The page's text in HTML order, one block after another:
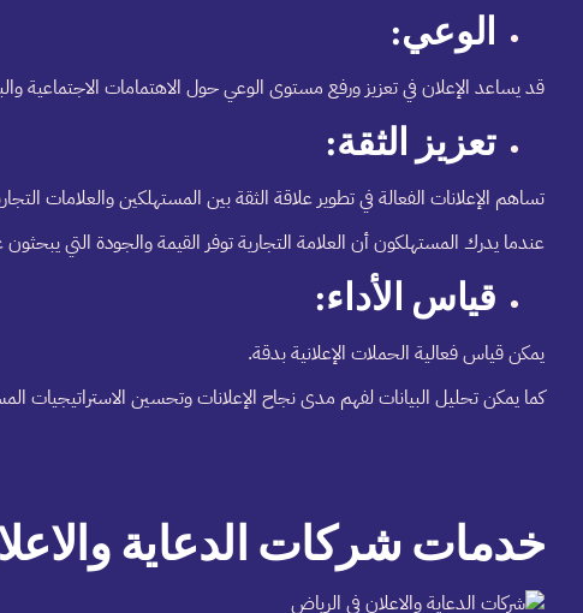
الوعي:
قد يساعد الإعلان في تعزيز ورفع مستوى الوعي حول الاهتمامات الاجتماعية
تعزيز الثقة:
تساهم الإعلانات الفعالة في تطوير علاقة الثقة بين المستهلكين والعلامات
عندما يدرك المستهلكون أن العلامة التجارية توفر القيمة والجودة التي
قياس الأداء:
يمكن قياس فعالية الحملات الإعلانية بدقة.
كما يمكن تحليل البيانات لفهم مدى نجاح الإعلانات وتحسين الاستراتيجيات
خدمات شركات الدعاية